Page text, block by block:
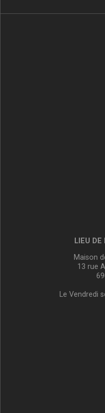
LIEU DE
Maison
13 rue
Le Vendredi